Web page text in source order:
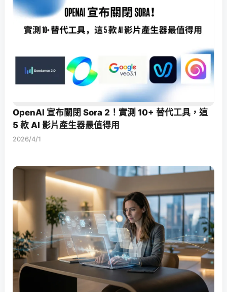
OpenAI 宣布關閉 Sora 2！實測 10+ 替代工具，這
5 款 AI 影片產生器最值得用
2026/4/1